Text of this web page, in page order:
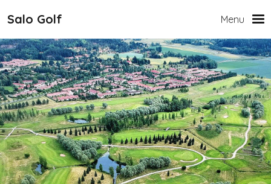
Salo Golf